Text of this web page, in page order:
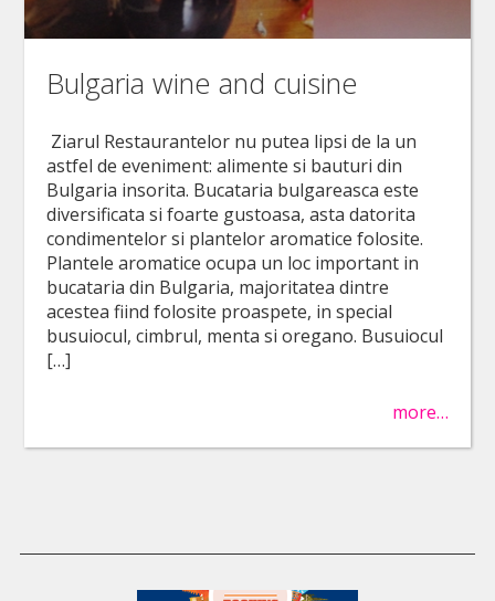
Bulgaria wine and cuisine
Ziarul Restaurantelor nu putea lipsi de la un
astfel de eveniment: alimente si bauturi din
Bulgaria insorita. Bucataria bulgareasca este
diversificata si foarte gustoasa, asta datorita
condimentelor si plantelor aromatice folosite.
Plantele aromatice ocupa un loc important in
bucataria din Bulgaria, majoritatea dintre
acestea fiind folosite proaspete, in special
busuiocul, cimbrul, menta si oregano. Busuiocul
[…]
more…